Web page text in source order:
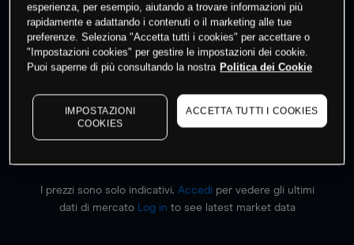
0% dei clienti hanno posizionisu
questo prodotto
I prezzi sono solo indicativi. Accedi per vedere gli ultimi
dati di mercato
Log in to see latest market data
esperienza, per esempio, aiutando a trovare informazioni più
rapidamente e adattando i contenuti o il marketing alle tue
preferenze. Seleziona "Accetta tutti i cookies" per accettare o
"Impostazioni cookies" per gestire le impostazioni dei cookie.
Puoi saperne di più consultando la nostra Politica dei Cookie
IMPOSTAZIONI
COOKIES
ACCETTA TUTTI I COOKIES